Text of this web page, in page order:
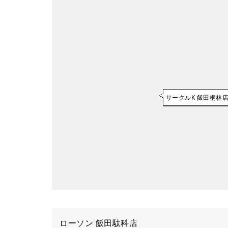
サークルK 飯田桐林
ローソン 飯田駄科店